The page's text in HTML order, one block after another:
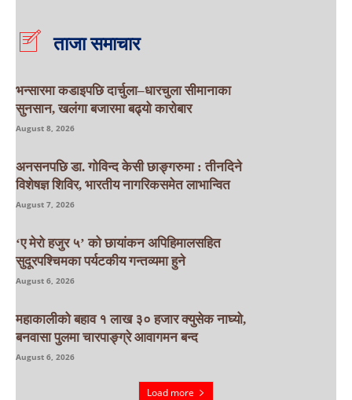
ताजा समाचार
भन्सारमा कडाइपछि दार्चुला–धारचुला सीमानाका
सुनसान, खलंगा बजारमा बढ्यो कारोबार
August 8, 2026
अनसनपछि डा. गोविन्द केसी छाङ्गरुमा : तीनदिने
विशेषज्ञ शिविर, भारतीय नागरिकसमेत लाभान्वित
August 7, 2026
‘ए मेरो हजुर ५’ को छायांकन अपिहिमालसहित
सुदूरपश्चिमका पर्यटकीय गन्तव्यमा हुने
August 6, 2026
महाकालीको बहाव १ लाख ३० हजार क्युसेक नाघ्यो,
बनवासा पुलमा चारपाङ्ग्रे आवागमन बन्द
August 6, 2026
Load more